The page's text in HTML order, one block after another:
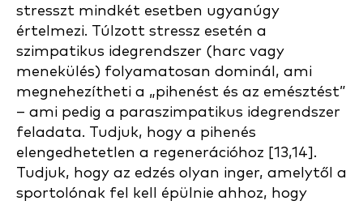
stresszt mindkét esetben ugyanúgy
értelmezi. Túlzott stressz esetén a
szimpatikus idegrendszer (harc vagy
menekülés) folyamatosan dominál, ami
megnehezítheti a „pihenést és az emésztést”
– ami pedig a paraszimpatikus idegrendszer
feladata. Tudjuk, hogy a pihenés
elengedhetetlen a regenerációhoz [13,14].
Tudjuk, hogy az edzés olyan inger, amelytől a
sportolónak fel kell épülnie ahhoz, hogy